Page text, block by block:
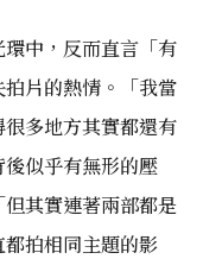
中，反而直言「有
片的熱情。「我當
多地方其實都還有
似乎有無形的壓
其實連著兩部都是
拍相同主題的影